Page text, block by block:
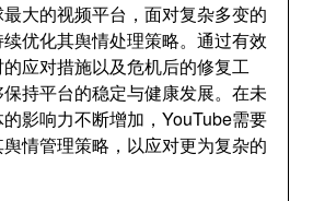
大的视频平台，面对复杂多变的
优化其舆情处理策略。通过有效
应对措施以及危机后的修复工
持平台的稳定与健康发展。在未
影响力不断增加，YouTube需要
情管理策略，以应对更为复杂的